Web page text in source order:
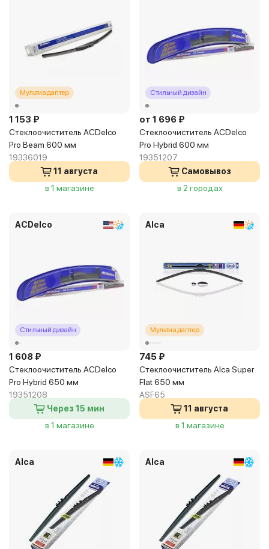
Мультиадаптер
1 153 ₽
Стеклоочиститель ACDelco
Pro Beam 600 мм
19336019
11 августа
в 1 магазине
Стильный дизайн
от 1 696 ₽
Стеклоочиститель ACDelco
Pro Hybrid 600 мм
19351207
Самовывоз
в 2 городах
ACDelco
Стильный дизайн
1 608 ₽
Стеклоочиститель ACDelco
Pro Hybrid 650 мм
19351208
Через 15 мин
в 1 магазине
Alca
Мультиадаптер
745 ₽
Стеклоочиститель Alca Super
Flat 650 мм
ASF65
11 августа
в 1 магазине
Alca Alca